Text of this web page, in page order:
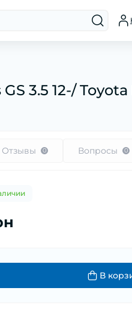
3.5 12-/ Toyota
Отзывы 0 Вопросы 0
В